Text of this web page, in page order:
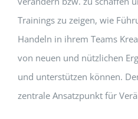
Trainings zu zeigen, wie
Handeln in ihrem Teams
von neuen und nützlichen
und unterstützen können.
zentrale Ansatzpunkt für